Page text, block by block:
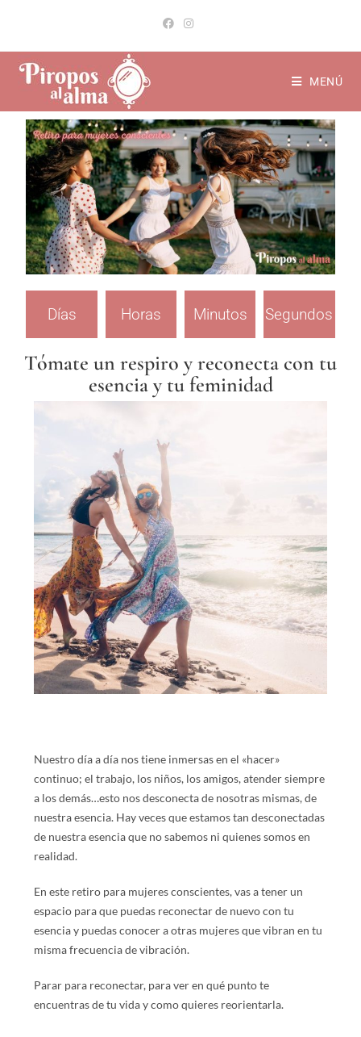
MENÚ
Días Horas Minutos Segundos
Tómate un respiro y reconecta con tu
esencia y tu feminidad
Nuestro día a día nos tiene inmersas en el «hacer»
continuo; el trabajo, los niños, los amigos, atender siempre
a los demás…esto nos desconecta de nosotras mismas, de
nuestra esencia. Hay veces que estamos tan desconectadas
de nuestra esencia que no sabemos ni quienes somos en
realidad.
En este retiro para mujeres conscientes, vas a tener un
espacio para que puedas reconectar de nuevo con tu
esencia y puedas conocer a otras mujeres que vibran en tu
misma frecuencia de vibración.
Parar para reconectar, para ver en qué punto te
encuentras de tu vida y como quieres reorientarla.